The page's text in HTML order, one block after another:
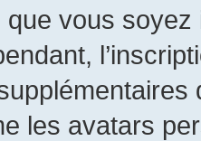
que vous
les avatars